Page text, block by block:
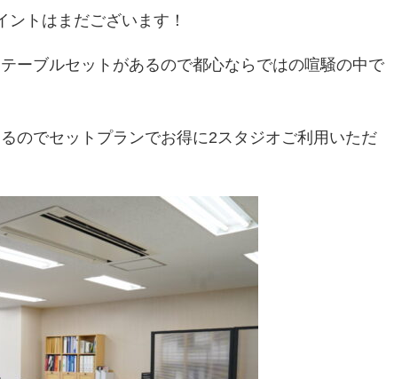
トはまだございます！
ーブルセットがあるので都心ならではの喧騒の中で
のでセットプランでお得に2スタジオご利用いただ